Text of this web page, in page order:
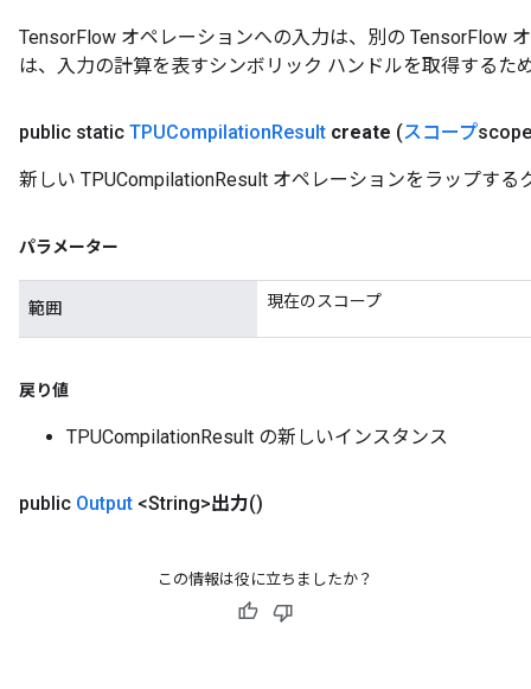
TensorFlow オペレーションへの入力は、別の TensorFlow
は、入力の計算を表すシンボリック ハンドルを取得するた
public static TPUCompilationResult create (スコープ
新しい TPUCompilationResult オペレーションをラップす
パラメーター
範囲 現在のスコープ
戻り値
TPUCompilationResult の新しいインスタンス
public Output <String>出力()
この情報は役に立ちましたか？